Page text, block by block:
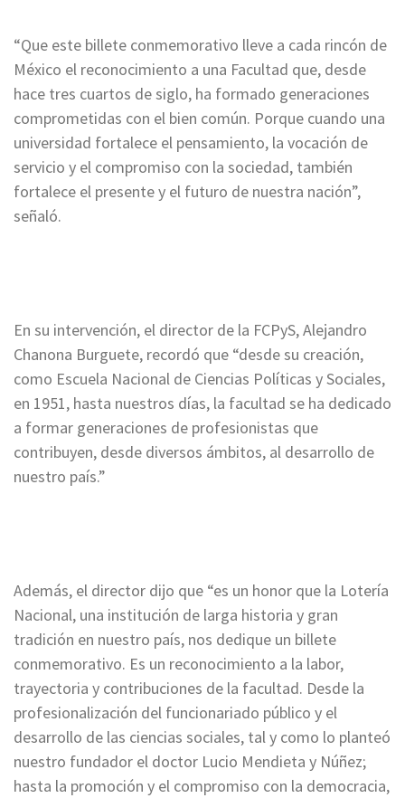
“Que este billete conmemorativo lleve a cada rincón de
México el reconocimiento a una Facultad que, desde
hace tres cuartos de siglo, ha formado generaciones
comprometidas con el bien común. Porque cuando una
universidad fortalece el pensamiento, la vocación de
servicio y el compromiso con la sociedad, también
fortalece el presente y el futuro de nuestra nación”,
señaló.
En su intervención, el director de la FCPyS, Alejandro
Chanona Burguete, recordó que “desde su creación,
como Escuela Nacional de Ciencias Políticas y Sociales,
en 1951, hasta nuestros días, la facultad se ha dedicado
a formar generaciones de profesionistas que
contribuyen, desde diversos ámbitos, al desarrollo de
nuestro país.”
Además, el director dijo que “es un honor que la Lotería
Nacional, una institución de larga historia y gran
tradición en nuestro país, nos dedique un billete
conmemorativo. Es un reconocimiento a la labor,
trayectoria y contribuciones de la facultad. Desde la
profesionalización del funcionariado público y el
desarrollo de las ciencias sociales, tal y como lo planteó
nuestro fundador el doctor Lucio Mendieta y Núñez;
hasta la promoción y el compromiso con la democracia,